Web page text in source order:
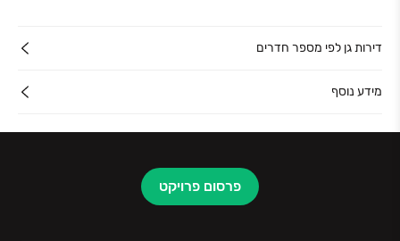
דירות גן לפי מספר חדרים
מידע נוסף
פרסום פרויקט